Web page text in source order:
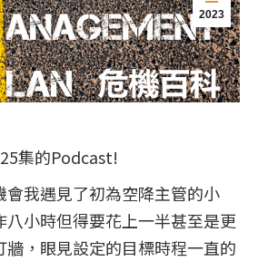
2023
集的Podcast!
會我遇見了初為空降主管的小
八小時但得要花上一半甚至是更
牆，眼見設定的目標時程一直的